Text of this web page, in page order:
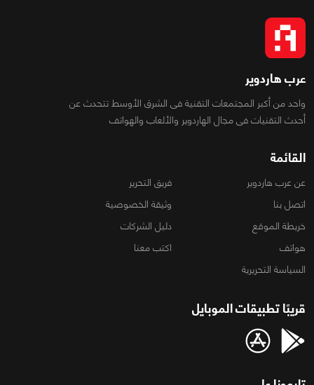
عرب هاردوير
واحد من أكبر المجتمعات التقنية فى الشرق الأوسط تتحدث عن
أحدث التقنيات فى مجال الهاردوير والألعاب والهواتف
القائمة
عن عرب هاردوير
فريق التحرير
اتصل بنا
وثيقة الخصوصية
خريطة الموقع
دليل الشركات
هواتف
اكتب معنا
السياسة التحريرية
قريبًا تطبيقات الموبايل